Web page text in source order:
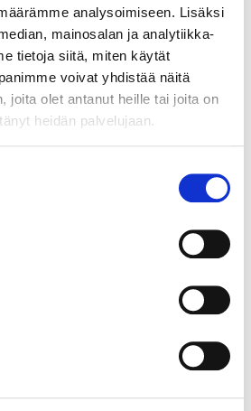
analysoimiseen. Lisäksi
mainosalan ja analytiikka-
tietoja siitä, miten käytät
voivat yhdistää näitä
joita olet antanut heille tai joita on
heidän palvelujaan.